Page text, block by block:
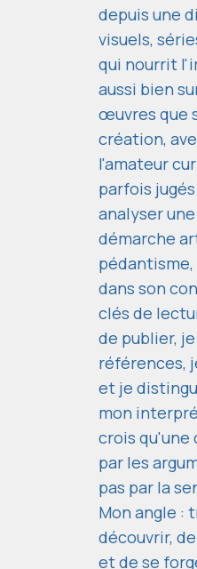
depuis une
visuels,
qui nourrit
aussi bien
œuvres que
création,
l'amateur
parfois
analyser
démarche
dans son
clés de
de publier,
références,
et je
mon
crois
par les
pas par la
Mon angle :
découvrir,
et de se